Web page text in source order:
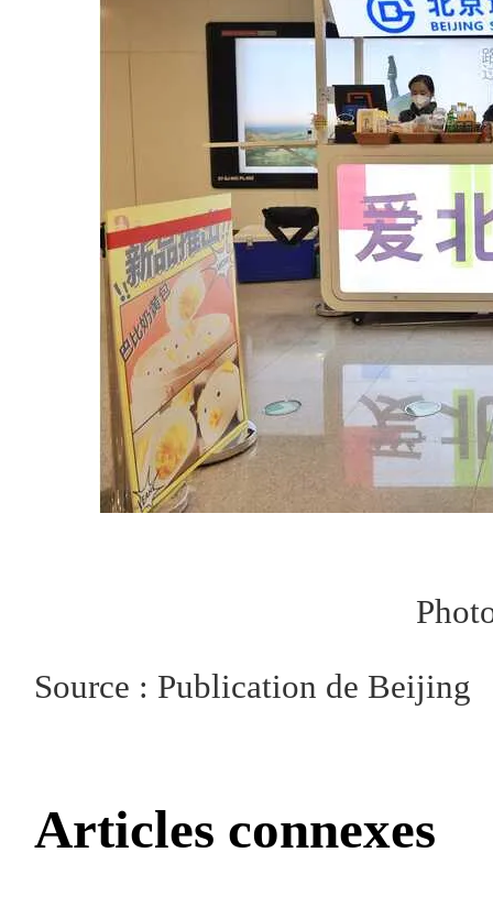
Source : Publication de Beijing
Articles connexes